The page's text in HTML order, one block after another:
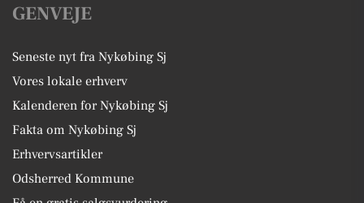
GENVEJE
Seneste nyt fra Nykøbing Sj
Vores lokale erhverv
Kalenderen for Nykøbing Sj
Fakta om Nykøbing Sj
Erhvervsartikler
Odsherred Kommune